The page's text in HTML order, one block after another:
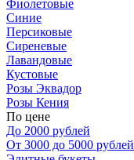
Фиолетовые
Синие
Персиковые
Сиреневые
Лавандовые
Кустовые
Розы Эквадор
Розы Кения
По цене
До 2000 рублей
От 3000 до 5000 рублей